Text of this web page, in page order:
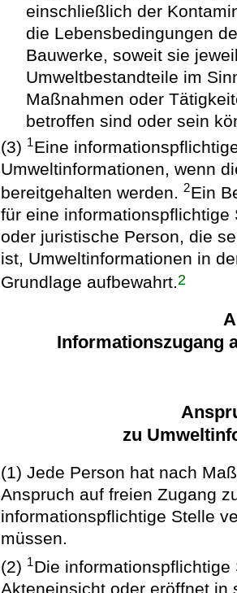
einschließlich der
die Lebensbedingungen
Bauwerke, soweit sie
Umweltbestandteile im
Maßnahmen oder
betroffen sind oder sein
(3) 1Eine
Umweltinformationen, wenn
bereitgehalten werden.2Ein
für eine
oder juristische Person, die
ist, Umweltinformationen in
Grundlage aufbewahrt.2
Informationszugang
zu
(1) Jede Person hat nach
Anspruch auf freien Zugang
informationspflichtige Stelle
müssen.
(2) 1Die
Akteneinsicht oder eröffnet